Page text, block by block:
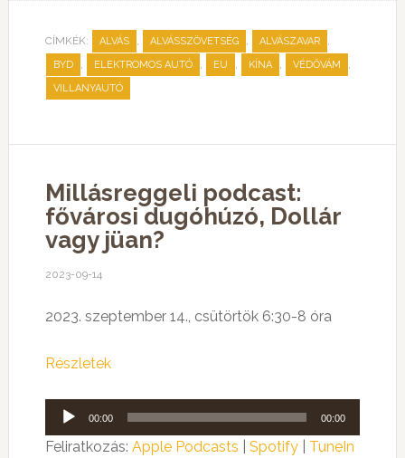
CÍMKÉK: ALVÁS , ALVÁSSZÖVETSÉG , ALVÁSZAVAR ,
BYD , ELEKTROMOS AUTÓ , EU , KÍNA , VÉDŐVÁM ,
VILLANYAUTÓ
Millásreggeli podcast:
fővárosi dugóhúzó, Dollár
vagy jüan?
2023-09-14
2023. szeptember 14., csütörtök 6:30-8 óra
Részletek
Audió
lejátszó
00:00 00:00
Feliratkozás: Apple Podcasts Spotify| TuneIn